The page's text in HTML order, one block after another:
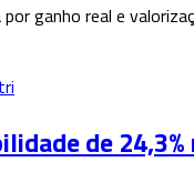
ganho real e
de